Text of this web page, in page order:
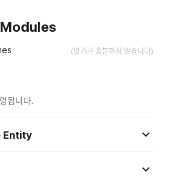
(평가가 충분하지 않습니다)
됩니다.
Entity